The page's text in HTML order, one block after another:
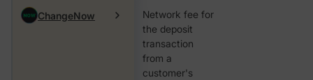
ChangeNow
Network fee for
the deposit
transaction
from a
customer's